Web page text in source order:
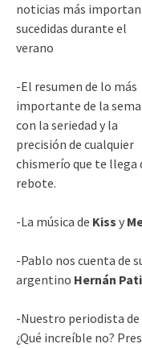
noticias más
sucedidas durante el
verano
-El resumen de lo más
importante de la
con la seriedad y la
precisión de cualquier
chismerío que te llega
rebote.
-La música de Kiss y
-Pablo nos cuenta de
argentino Hernán
-Nuestro periodista
¿Qué increíble no?